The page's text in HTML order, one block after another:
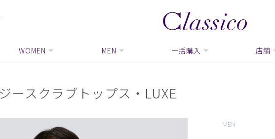
WOMEN MEN 一括購入 店舗
ースクラブトップス・LUXE
MEN